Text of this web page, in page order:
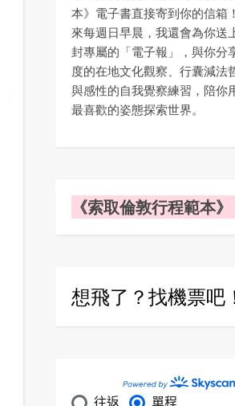
本》電子書直接寄到你的信箱
來每週日早晨，我還會為你送
封專屬的「電子報」，與你分
度的在地文化觀察、行囊減法
與感性的自我覺察練習，陪你
最喜歡的姿態探索世界。
《索取倫敦行程範本》
想飛了？找機票吧